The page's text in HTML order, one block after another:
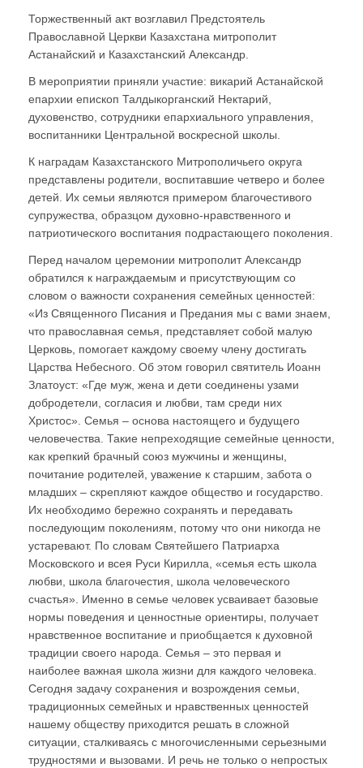
Торжественный акт возглавил Предстоятель
Православной Церкви Казахстана митрополит
Астанайский и Казахстанский Александр.
В мероприятии приняли участие: викарий Астанайской
епархии епископ Талдыкорганский Нектарий,
духовенство, сотрудники епархиального управления,
воспитанники Центральной воскресной школы.
К наградам Казахстанского Митрополичьего округа
представлены родители, воспитавшие четверо и более
детей. Их семьи являются примером благочестивого
супружества, образцом духовно-нравственного и
патриотического воспитания подрастающего поколения.
Перед началом церемонии митрополит Александр
обратился к награждаемым и присутствующим со
словом о важности сохранения семейных ценностей:
«Из Священного Писания и Предания мы с вами знаем,
что православная семья, представляет собой малую
Церковь, помогает каждому своему члену достигать
Царства Небесного. Об этом говорил святитель Иоанн
Златоуст: «Где муж, жена и дети соединены узами
добродетели, согласия и любви, там среди них
Христос». Семья – основа настоящего и будущего
человечества. Такие непреходящие семейные ценности,
как крепкий брачный союз мужчины и женщины,
почитание родителей, уважение к старшим, забота о
младших – скрепляют каждое общество и государство.
Их необходимо бережно сохранять и передавать
последующим поколениям, потому что они никогда не
устаревают. По словам Святейшего Патриарха
Московского и всея Руси Кирилла, «семья есть школа
любви, школа благочестия, школа человеческого
счастья». Именно в семье человек усваивает базовые
нормы поведения и ценностные ориентиры, получает
нравственное воспитание и приобщается к духовной
традиции своего народа. Семья – это первая и
наиболее важная школа жизни для каждого человека.
Сегодня задачу сохранения и возрождения семьи,
традиционных семейных и нравственных ценностей
нашему обществу приходится решать в сложной
ситуации, сталкиваясь с многочисленными серьезными
трудностями и вызовами. И речь не только о непростых